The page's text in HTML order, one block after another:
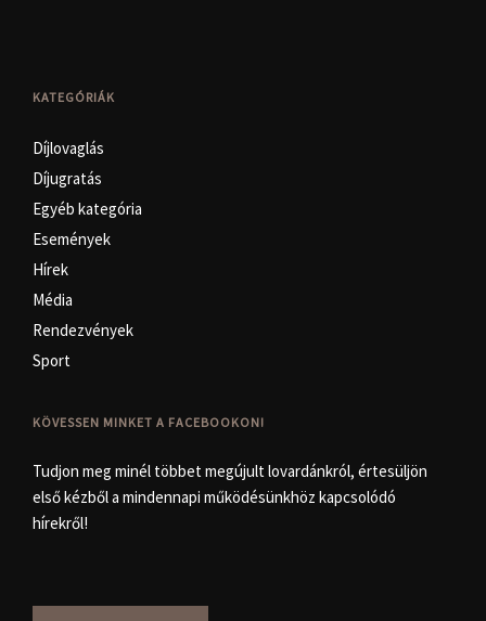
KATEGÓRIÁK
Díjlovaglás
Díjugratás
Egyéb kategória
Események
Hírek
Média
Rendezvények
Sport
KÖVESSEN MINKET A FACEBOOKON!
Tudjon meg minél többet megújult lovardánkról, értesüljön
első kézből a mindennapi működésünkhöz kapcsolódó
hírekről!